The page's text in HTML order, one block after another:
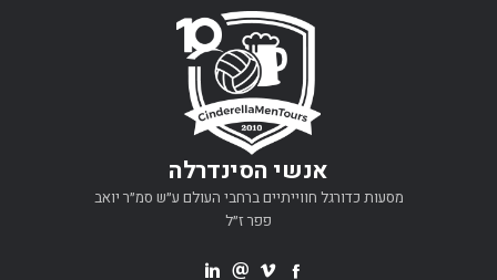
אנשי הסינדרלה
מסעות כדורגל חווייתיים ברחבי העולם ע״ש סמ״ר יואב
פפר ז״ל